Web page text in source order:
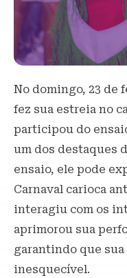
No domingo, 23 de
fez sua estreia no
participou do
um dos destaques
ensaio, ele pode
Carnaval carioca
interagiu com os
aprimorou sua
garantindo que
inesquecível.